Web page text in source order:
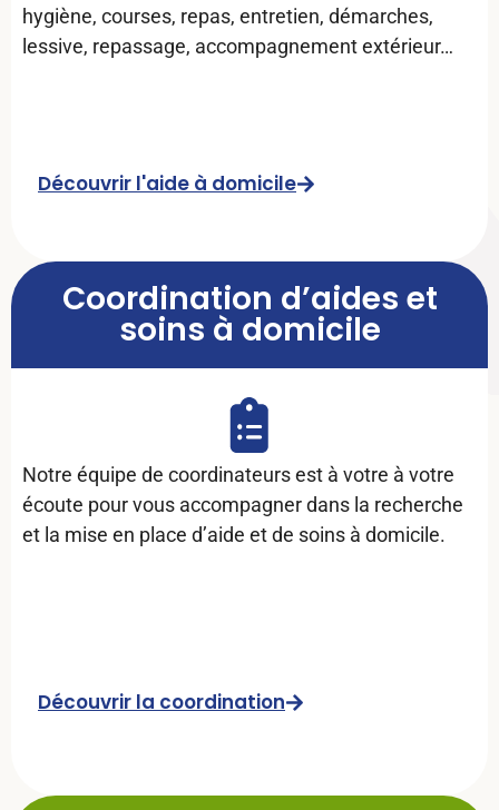
hygiène, courses, repas, entretien, démarches,
lessive, repassage, accompagnement extérieur…
Découvrir l'aide à domicile
Coordination d’aides et
soins à domicile
Notre équipe de coordinateurs est à votre à votre
écoute pour vous accompagner dans la recherche
et la mise en place d’aide et de soins à domicile.
Découvrir la coordination